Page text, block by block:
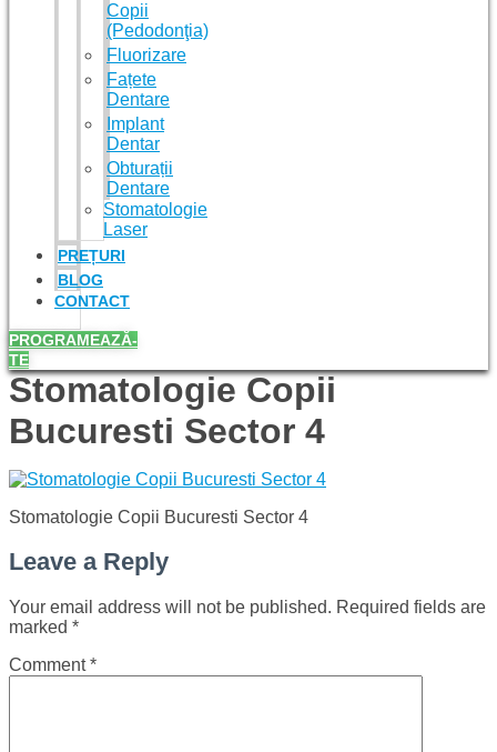
Copii
(Pedodonţia)
Fluorizare
Fațete
Dentare
Implant
Dentar
Obturații
Dentare
Stomatologie
Laser
PREȚURI
BLOG
CONTACT
PROGRAMEAZĂ-
TE
Stomatologie Copii
Bucuresti Sector 4
Stomatologie Copii Bucuresti Sector 4
Leave a Reply
Your email address will not be published. Required fields are
marked *
Comment*